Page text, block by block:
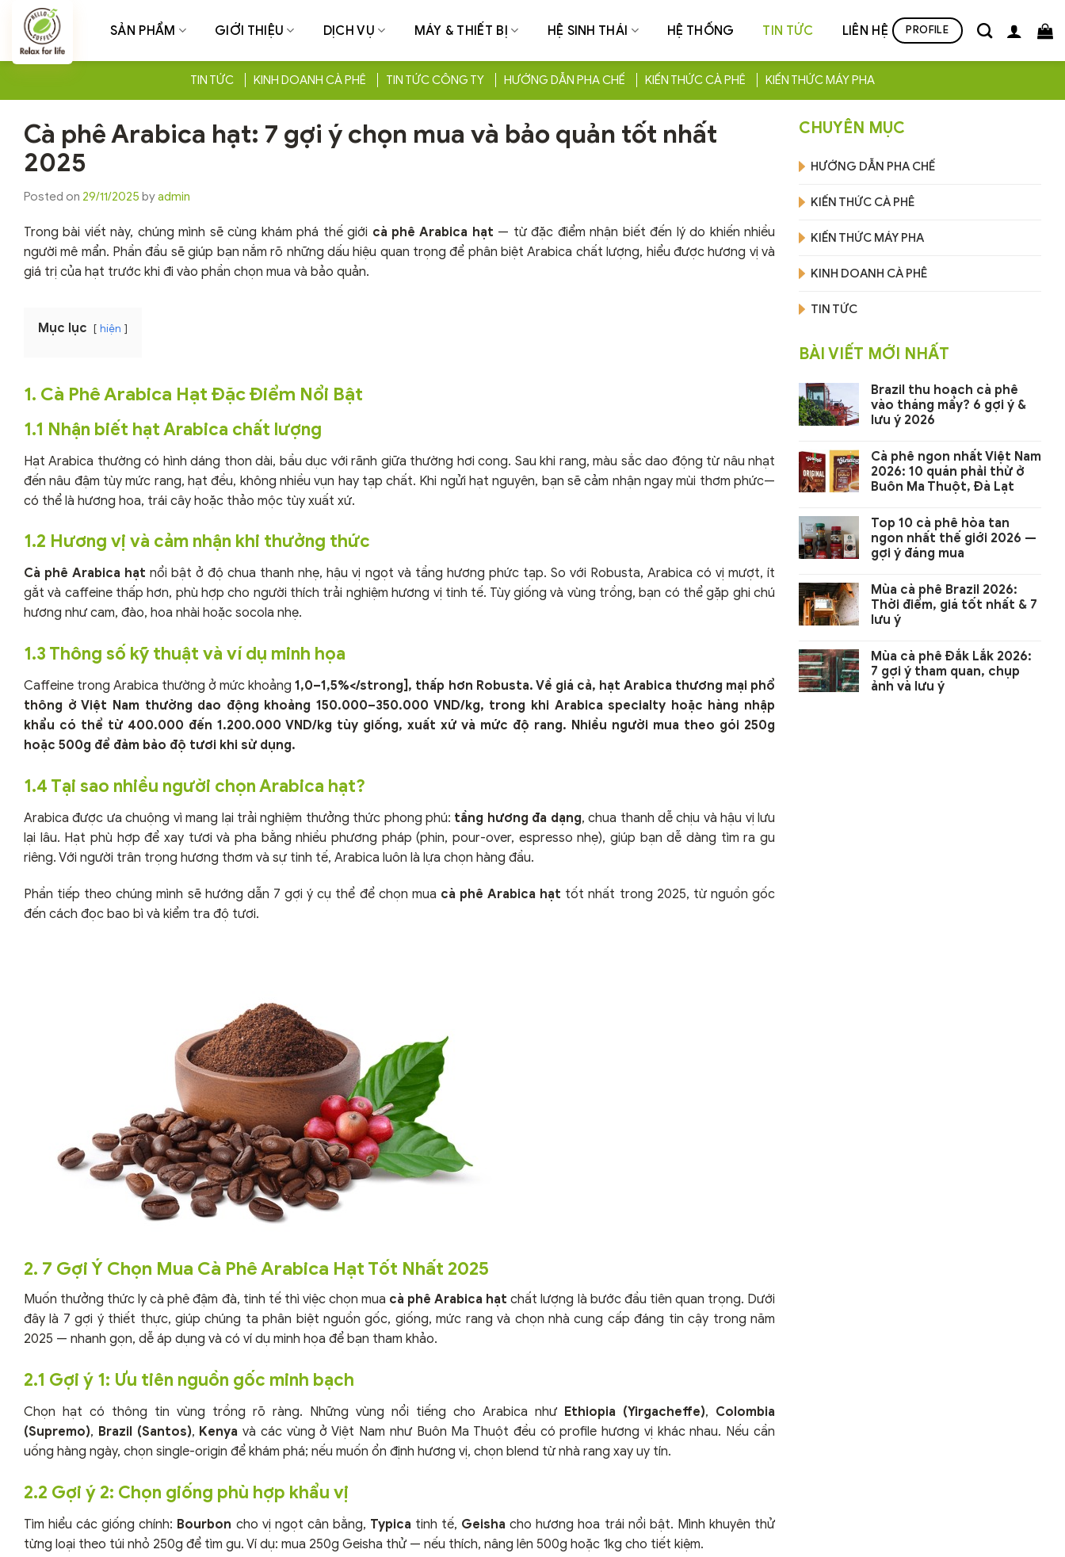
Chuyển
dung
SẢN PHẨM GIỚI THIỆU DỊCH VỤ MÁY & THIẾT BỊ HỆ SINH THÁI HỆ THỐNG TIN TỨC LIÊN HỆ PROFILE
TIN TỨC KINH DOANH CÀ PHÊ TIN TỨC CÔNG TY HƯỚNG DẪN PHA CHẾ KIẾN THỨC CÀ PHÊ KIẾN THỨC MÁY PHA
Cà phê Arabica hạt: 7 gợi ý chọn mua và bảo quản tốt nhất
2025
Posted on 29/11/2025 byadmin
Trong bài viết này, chúng mình sẽ cùng khám phá thế giới cà phê Arabica hạt — từ đặc điểm nhận biết đến lý do khiến nhiều
người mê mẩn. Phần đầu sẽ giúp bạn nắm rõ những dấu hiệu quan trọng để phân biệt Arabica chất lượng, hiểu được hương vị và
giá trị của hạt trước khi đi vào phần chọn mua và bảo quản.
Mục lục hiện
1. Cà Phê Arabica Hạt Đặc Điểm Nổi Bật
1.1 Nhận biết hạt Arabica chất lượng
Hạt Arabica thường có hình dáng thon dài, bầu dục với rãnh giữa thường hơi cong. Sau khi rang, màu sắc dao động từ nâu nhạt
đến nâu đậm tùy mức rang, hạt đều, không nhiều vụn hay tạp chất. Khi ngửi hạt nguyên, bạn sẽ cảm nhận ngay mùi thơm phức—
có thể là hương hoa, trái cây hoặc thảo mộc tùy xuất xứ.
1.2 Hương vị và cảm nhận khi thưởng thức
Cà phê Arabica hạt nổi bật ở độ chua thanh nhẹ, hậu vị ngọt và tầng hương phức tạp. So với Robusta, Arabica có vị mượt, ít
gắt và caffeine thấp hơn, phù hợp cho người thích trải nghiệm hương vị tinh tế. Tùy giống và vùng trồng, bạn có thể gặp ghi chú
hương như cam, đào, hoa nhài hoặc socola nhẹ.
1.3 Thông số kỹ thuật và ví dụ minh họa
Caffeine trong Arabica thường ở mức khoảng1,0–1,5%</strong], thấp hơn Robusta. Về giá cả, hạt Arabica thương mại phổ
thông ở Việt Nam thường dao động khoảng 150.000–350.000 VND/kg, trong khi Arabica specialty hoặc hàng nhập
khẩu có thể từ 400.000 đến 1.200.000 VND/kg tùy giống, xuất xứ và mức độ rang. Nhiều người mua theo gói 250g
hoặc 500g để đảm bảo độ tươi khi sử dụng.
1.4 Tại sao nhiều người chọn Arabica hạt?
Arabica được ưa chuộng vì mang lại trải nghiệm thưởng thức phong phú: tầng hương đa dạng, chua thanh dễ chịu và hậu vị lưu
lại lâu. Hạt phù hợp để xay tươi và pha bằng nhiều phương pháp (phin, pour-over, espresso nhẹ), giúp bạn dễ dàng tìm ra gu
riêng. Với người trân trọng hương thơm và sự tinh tế, Arabica luôn là lựa chọn hàng đầu.
Phần tiếp theo chúng mình sẽ hướng dẫn 7 gợi ý cụ thể để chọn mua cà phê Arabica hạt tốt nhất trong 2025, từ nguồn gốc
đến cách đọc bao bì và kiểm tra độ tươi.
2. 7 Gợi Ý Chọn Mua Cà Phê Arabica Hạt Tốt Nhất 2025
Muốn thưởng thức ly cà phê đậm đà, tinh tế thì việc chọn mua cà phê Arabica hạt chất lượng là bước đầu tiên quan trọng. Dưới
đây là 7 gợi ý thiết thực, giúp chúng ta phân biệt nguồn gốc, giống, mức rang và chọn nhà cung cấp đáng tin cậy trong năm
2025 — nhanh gọn, dễ áp dụng và có ví dụ minh họa để bạn tham khảo.
2.1 Gợi ý 1: Ưu tiên nguồn gốc minh bạch
Chọn hạt có thông tin vùng trồng rõ ràng. Những vùng nổi tiếng cho Arabica như Ethiopia (Yirgacheffe), Colombia
(Supremo), Brazil (Santos), Kenya và các vùng ở Việt Nam như Buôn Ma Thuột đều có profile hương vị khác nhau. Nếu cần
uống hàng ngày, chọn single-origin để khám phá; nếu muốn ổn định hương vị, chọn blend từ nhà rang xay uy tín.
2.2 Gợi ý 2: Chọn giống phù hợp khẩu vị
Tìm hiểu các giống chính: Bourbon cho vị ngọt cân bằng, Typica tinh tế, Geisha cho hương hoa trái nổi bật. Mình khuyên thử
từng loại theo túi nhỏ 250g để tìm gu. Ví dụ: mua 250g Geisha thử — nếu thích, nâng lên 500g hoặc 1kg cho tiết kiệm.
CHUYÊN MỤC
HƯỚNG DẪN PHA CHẾ
KIẾN THỨC CÀ PHÊ
KIẾN THỨC MÁY PHA
KINH DOANH CÀ PHÊ
TIN TỨC
BÀI VIẾT MỚI NHẤT
Brazil thu hoạch cà phê
vào tháng mấy? 6 gợi ý &
lưu ý 2026
Cà phê ngon nhất Việt Nam
2026: 10 quán phải thử ở
Buôn Ma Thuột, Đà Lạt
Top 10 cà phê hòa tan
ngon nhất thế giới 2026 —
gợi ý đáng mua
Mùa cà phê Brazil 2026:
Thời điểm, giá tốt nhất & 7
lưu ý
Mùa cà phê Đắk Lắk 2026:
7 gợi ý tham quan, chụp
ảnh và lưu ý